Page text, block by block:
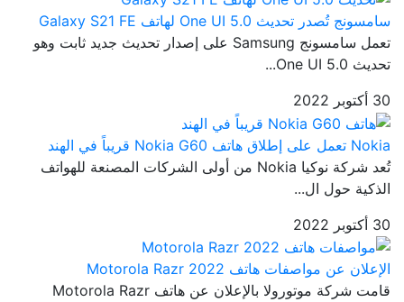
سامسونج تُصدر تحديث One UI 5.0 لهاتف Galaxy S21 FE
تعمل سامسونج Samsung على إصدار تحديث جديد ثابت وهو
تحديث One UI 5.0...
30 أكتوبر 2022
Nokia تعمل على إطلاق هاتف Nokia G60 قريباً في الهند
تُعد شركة نوكيا Nokia من أولى الشركات المصنعة للهواتف
الذكية حول ال...
30 أكتوبر 2022
الإعلان عن مواصفات هاتف Motorola Razr 2022
قامت شركة موتورولا بالإعلان عن هاتف Motorola Razr